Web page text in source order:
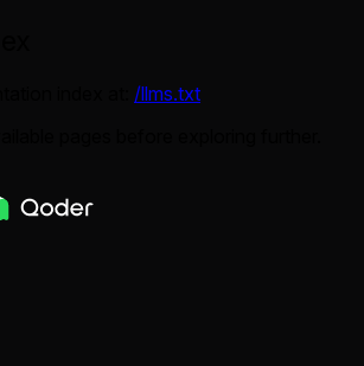
/llms.txt